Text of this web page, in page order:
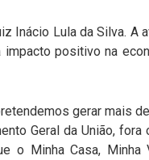
Inácio Lula da Silva. A
positivo na
gerar mais
Geral da União,
o Minha Casa,